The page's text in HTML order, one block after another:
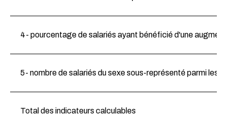
4- pourcentage de salariés ayant bénéficié d'une
5- nombre de salariés du sexe sous-représenté parmi les
Total des indicateurs calculables